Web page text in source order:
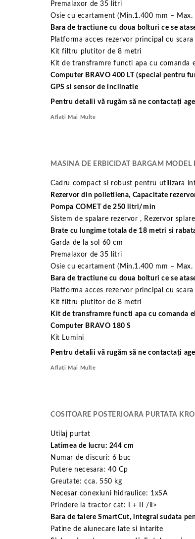
Premalaxor de 35 litri
Osie cu ecartament (Min.1.400 mm – Max.
Bara de tractiune cu doua bolturi ce se
Platforma acces rezervor principal cu scara
Kit filtru plutitor de 8 metri
Kit de transframre functi apa cu comanda
Computer BRAVO 400 LT (special pentru
GPS si sensor de inclinatie
Pentru detalii vă rugăm să ne contactați
Aflați Mai Multe
MASINA DE ERBICIDAT BARGAM MODEL
Cadru compact si robust pentru utilizara
Rezervor din polietilena, Capacitate
Pompa COMET de 250 litri/min
Sistem de spalare rezervor , Rezervor
Brate cu lungime totala de 18 metri si
Garda de la sol 60 cm
Premalaxor de 35 litri
Osie cu ecartament (Min.1.400 mm – Max.
Bara de tractiune cu doua bolturi ce se
Platforma acces rezervor principal cu scara
Kit filtru plutitor de 8 metri
Kit de transframre functi apa cu comanda
Computer BRAVO 180 S
Kit Lumini
Pentru detalii vă rugăm să ne contactați
Aflați Mai Multe
COSITOARE POSTERIOARA PURTATA
Utilaj purtat
Latimea de lucru: 244 cm
Numar de discuri: 6 buc
Putere necesara: 40 Cp
Greutate: cca. 550 kg
Necesar conexiuni hidraulice: 1xSA
Prindere la tractor cat: I + II /li>
Bara de taiere SmartCut, integral sudata
Patine de alunecare late si intarite